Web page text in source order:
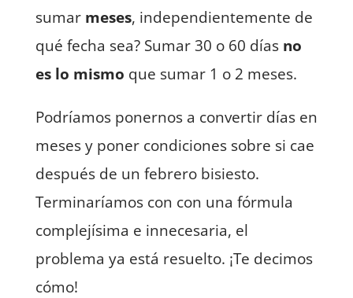
sumar meses, independientemente de
qué fecha sea? Sumar 30 o 60 días no
es lo mismo que sumar 1 o 2 meses.
Podríamos ponernos a convertir días en
meses y poner condiciones sobre si cae
después de un febrero bisiesto.
Terminaríamos con con una fórmula
complejísima e innecesaria, el
problema ya está resuelto. ¡Te decimos
cómo!